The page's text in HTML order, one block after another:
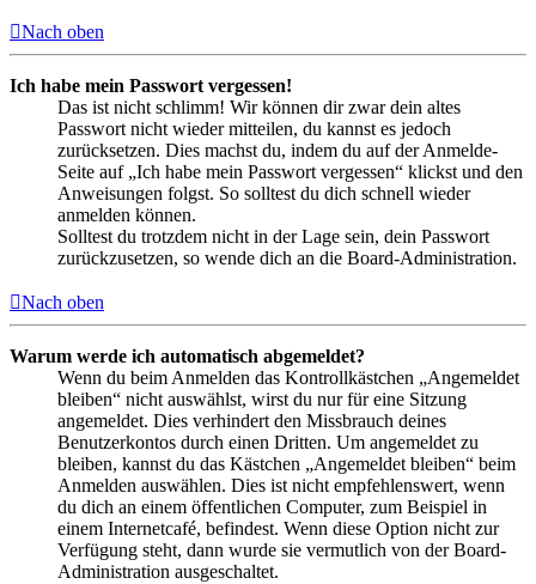
Nach oben
Ich habe mein Passwort vergessen!
Das ist nicht schlimm! Wir können dir zwar dein altes
Passwort nicht wieder mitteilen, du kannst es jedoch
zurücksetzen. Dies machst du, indem du auf der Anmelde-
Seite auf „Ich habe mein Passwort vergessen“ klickst und den
Anweisungen folgst. So solltest du dich schnell wieder
anmelden können.
Solltest du trotzdem nicht in der Lage sein, dein Passwort
zurückzusetzen, so wende dich an die Board-Administration.
Nach oben
Warum werde ich automatisch abgemeldet?
Wenn du beim Anmelden das Kontrollkästchen „Angemeldet
bleiben“ nicht auswählst, wirst du nur für eine Sitzung
angemeldet. Dies verhindert den Missbrauch deines
Benutzerkontos durch einen Dritten. Um angemeldet zu
bleiben, kannst du das Kästchen „Angemeldet bleiben“ beim
Anmelden auswählen. Dies ist nicht empfehlenswert, wenn
du dich an einem öffentlichen Computer, zum Beispiel in
einem Internetcafé, befindest. Wenn diese Option nicht zur
Verfügung steht, dann wurde sie vermutlich von der Board-
Administration ausgeschaltet.